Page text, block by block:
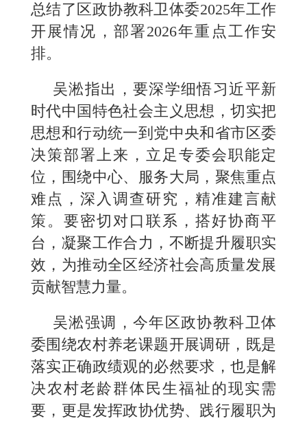
总结了区政协教科卫体委2025年工作
开展情况，部署2026年重点工作安
排。
吴淞指出，要深学细悟习近平新
时代中国特色社会主义思想，切实把
思想和行动统一到党中央和省市区委
决策部署上来，立足专委会职能定
位，围绕中心、服务大局，聚焦重点
难点，深入调查研究，精准建言献
策。要密切对口联系，搭好协商平
台，凝聚工作合力，不断提升履职实
效，为推动全区经济社会高质量发展
贡献智慧力量。
吴淞强调，今年区政协教科卫体
委围绕农村养老课题开展调研，既是
落实正确政绩观的必然要求，也是解
决农村老龄群体民生福祉的现实需
要，更是发挥政协优势、践行履职为